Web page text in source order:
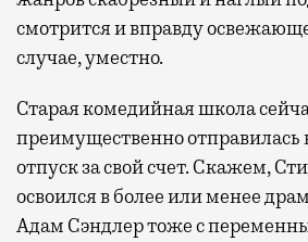
смотрится и вправду
случае, уместно.
Старая комедийная школа
преимущественно отправилась
отпуск за свой счет. Скажем,
освоился в более или менее
Адам Сэндлер тоже с